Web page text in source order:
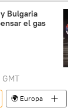
Bulgaria
el gas
🌍 Europa